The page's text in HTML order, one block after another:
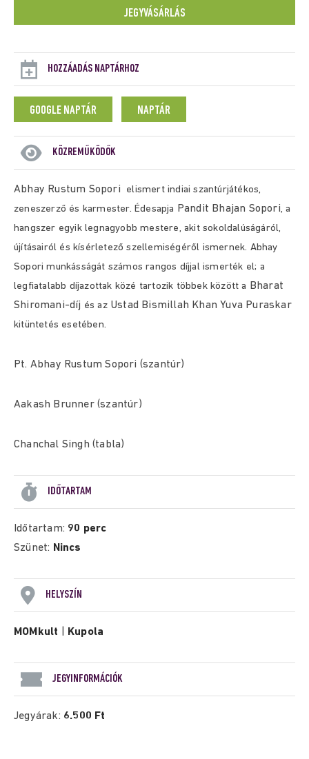
JEGYVÁSÁRLÁS
HOZZÁADÁS NAPTÁRHOZ
GOOGLE NAPTÁR NAPTÁR
KÖZREMŰKÖDŐK
Abhay Rustum Sopori elismert indiai szantúrjátékos,
zeneszerző és karmester. Édesapja Pandit Bhajan Sopori, a
hangszer egyik legnagyobb mestere, akit sokoldalúságáról,
újításairól és kísérletező szellemiségéről ismernek. Abhay
Sopori munkásságát számos rangos díjjal ismerték el; a
legfiatalabb díjazottak közé tartozik többek között a Bharat
Shiromani-díj és az Ustad Bismillah Khan Yuva Puraskar
kitüntetés esetében.
Pt. Abhay Rustum Sopori (szantúr)
Aakash Brunner (szantúr)
Chanchal Singh (tabla)
IDŐTARTAM
Időtartam: 90 perc
Szünet: Nincs
HELYSZÍN
MOMkult Kupola
JEGYINFORMÁCIÓK
Jegyárak: 6.500 Ft